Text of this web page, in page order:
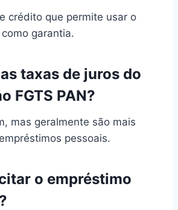
crédito que permite usar o
garantia.
taxas de juros do
FGTS PAN?
mas geralmente são mais
pessoais.
o empréstimo